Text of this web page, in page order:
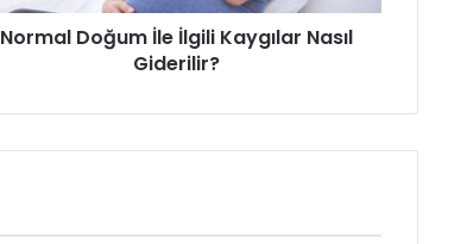
Normal Doğum İle İlgili Kaygılar Nasıl
Giderilir?